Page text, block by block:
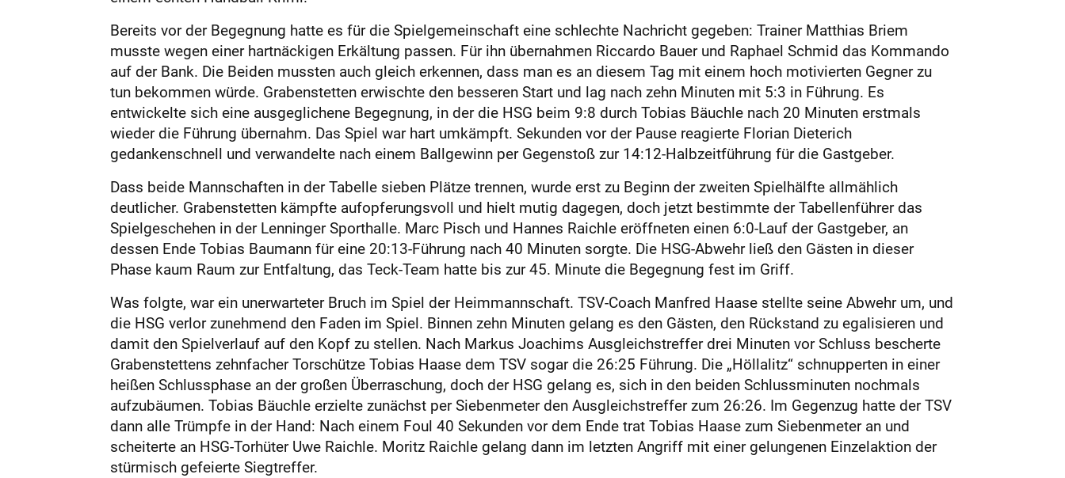
Bereits vor der Begegnung hatte es für die Spielgemeinschaft eine schlechte Nachricht gegeben: Trainer Matthias Briem
musste wegen einer hartnäckigen Erkältung passen. Für ihn übernahmen Riccardo Bauer und Raphael ­Schmid das Kommando
auf der Bank. Die Beiden mussten auch gleich erkennen, dass man es an diesem Tag mit einem hoch motivierten Gegner zu
tun bekommen würde. Grabenstetten erwischte den besseren Start und lag nach zehn Minuten mit 5:3 in Führung. Es
entwickelte sich eine ausgeglichene Begegnung, in der die HSG beim 9:8 durch Tobias Bäuchle nach 20 Minuten erstmals
wieder die Führung übernahm. Das Spiel war hart umkämpft. Sekunden vor der Pause reagierte Florian Dieterich
gedankenschnell und verwandelte nach einem Ballgewinn per Gegenstoß zur 14:12-Halbzeitführung für die Gastgeber.
Dass beide Mannschaften in der Tabelle sieben Plätze trennen, wurde erst zu Beginn der zweiten Spielhälfte allmählich
deutlicher. Grabenstetten kämpfte aufopferungsvoll und hielt mutig dagegen, doch jetzt bestimmte der Tabellenführer das
Spielgeschehen in der Lenninger Sporthalle. Marc Pisch und Hannes Raichle eröffneten einen 6:0-Lauf der Gastgeber, an
dessen Ende Tobias Baumann für eine 20:13-Führung nach 40 Minuten sorgte. Die HSG-Abwehr ließ den Gästen in dieser
Phase kaum Raum zur Entfaltung, das Teck-Team hatte bis zur 45. Minute die Begegnung fest im Griff.
Was folgte, war ein unerwarteter Bruch im Spiel der Heimmannschaft. TSV-Coach Manfred Haase stellte seine Abwehr um, und
die HSG verlor zunehmend den Faden im Spiel. Binnen zehn Minuten gelang es den Gästen, den Rückstand zu egalisieren und
damit den Spielverlauf auf den Kopf zu stellen. Nach Markus Joachims Ausgleichstreffer drei Minuten vor Schluss bescherte
Grabenstettens zehnfacher Torschütze Tobias Haase dem TSV sogar die 26:25 Führung. Die „Höllalitz“ schnupperten in einer
heißen Schlussphase an der großen Überraschung, doch der HSG gelang es, sich in den beiden Schlussminuten nochmals
aufzubäumen. Tobias Bäuchle erzielte zunächst per Siebenmeter den Ausgleichstreffer zum 26:26. Im Gegenzug hatte der TSV
dann alle Trümpfe in der Hand: Nach einem Foul 40 Sekunden vor dem Ende trat Tobias Haase zum Siebenmeter an und
scheiterte an HSG-Torhüter Uwe Raichle. Moritz Raichle gelang dann im letzten Angriff mit einer gelungenen Einzelaktion der
stürmisch gefeierte Siegtreffer.